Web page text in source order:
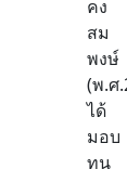
คง
สม
พงษ์
(พ.ศ
ได้
มอบ
ทุน